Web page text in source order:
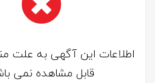
اطلاعات این آگهی به
قابل مشاهده نمی